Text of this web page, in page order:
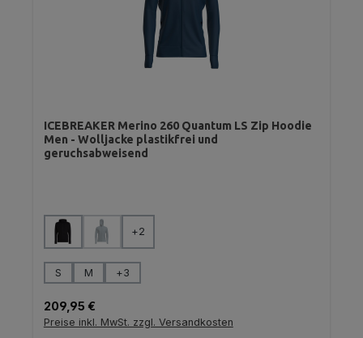
ICEBREAKER Merino 260 Quantum LS Zip Hoodie
Men - Wolljacke plastikfrei und
geruchsabweisend
Farbe auswählen
(Diese Option ist zurzeit nicht verfügbar.)
+2
Größe auswählen
S M +3
Regulärer Preis:
209,95 €
Preise inkl. MwSt. zzgl. Versandkosten